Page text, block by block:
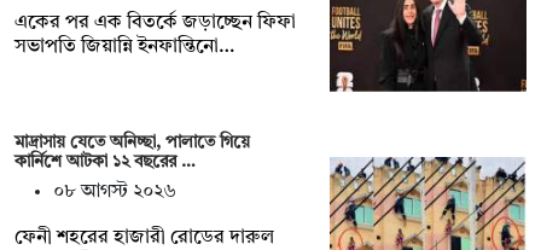
একের পর এক বিতর্কে জড়াচ্ছেন ফিফা
সভাপতি জিয়ান্নি ইনফান্তিনো…
মাদ্রাসায় যেতে অনিচ্ছা, পালাতে গিয়ে
কার্নিশে আটকা ১২ বছরের …
০৮ আগস্ট ২০২৬
ফেনী শহরের হাজারী রোডের দারুল